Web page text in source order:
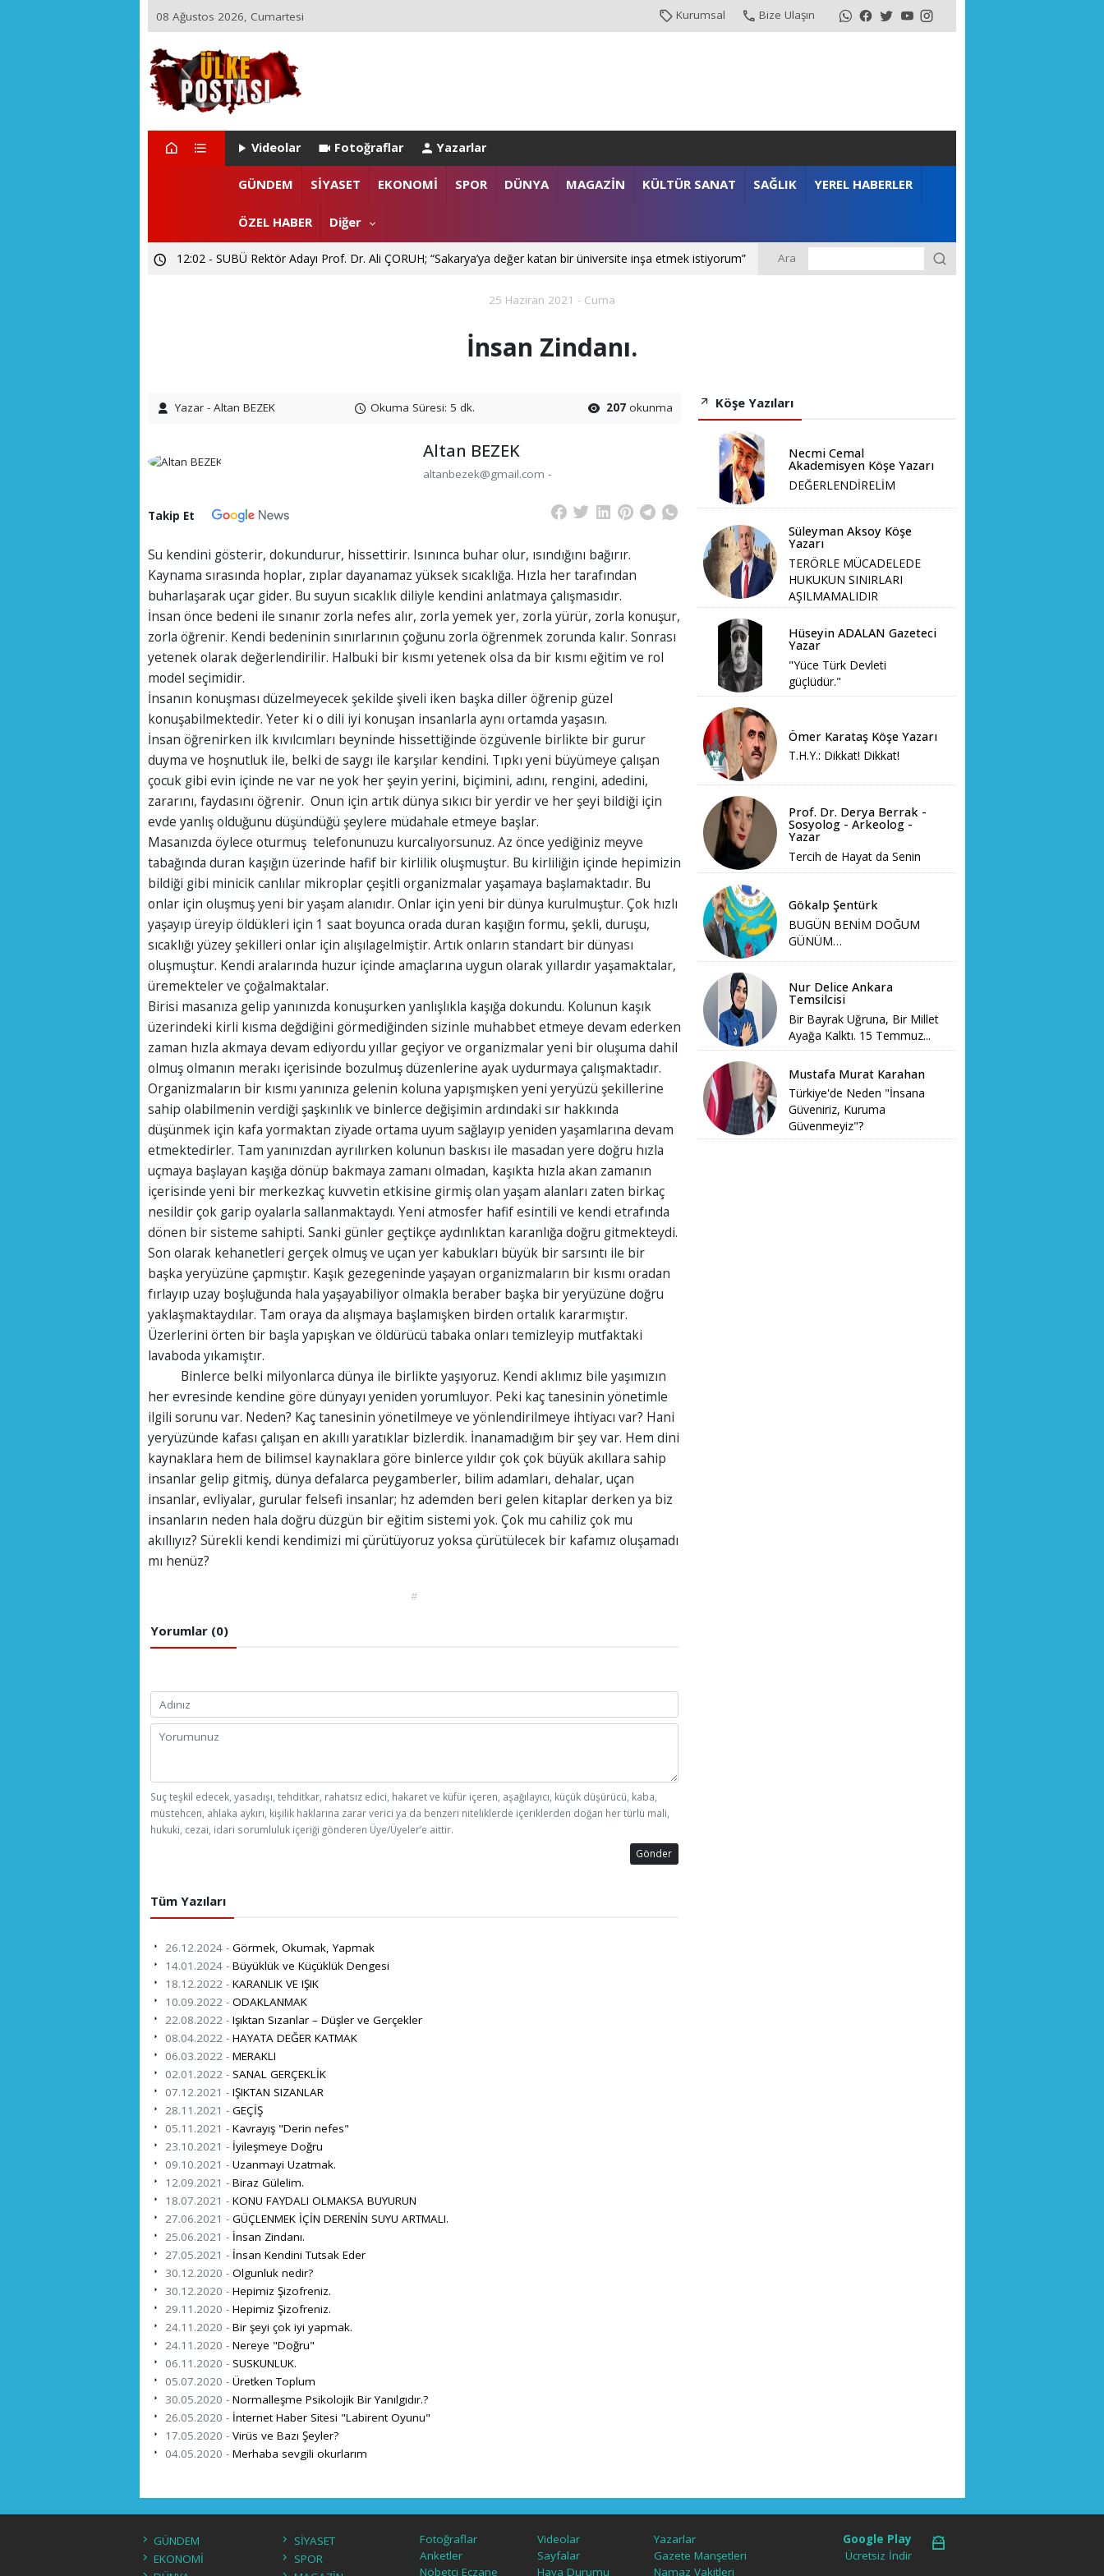
08 Ağustos 2026, Cumartesi Kurumsal Bize Ulaşın
Videolar Fotoğraflar Yazarlar
GÜNDEM SİYASET EKONOMİ SPOR DÜNYA MAGAZİN KÜLTÜR SANAT SAĞLIK YEREL HABERLER
ÖZEL HABER Diğer
22:29 - ZEYNEP ARI TETİK İSTANBUL EMNİYET MÜDÜRLÜĞÜ’NE ATANDI
12:02 - SUBÜ Rektör Adayı Prof. Dr. Ali ÇORUH; “Sakarya’ya değer katan bir üniversite inşa etmek istiyorum” Ara
25 Haziran 2021 - Cuma
İnsan Zindanı.
Yazar - Altan BEZEK Okuma Süresi: 5 dk. 207 okunma
Altan BEZEK
altanbezek@gmail.com -
Takip Et
Su kendini gösterir, dokundurur, hissettirir. Isınınca buhar olur, ısındığını bağırır.
Kaynama sırasında hoplar, zıplar dayanamaz yüksek sıcaklığa. Hızla her tarafından
buharlaşarak uçar gider. Bu suyun sıcaklık diliyle kendini anlatmaya çalışmasıdır.
İnsan önce bedeni ile sınanır zorla nefes alır, zorla yemek yer, zorla yürür, zorla konuşur,
zorla öğrenir. Kendi bedeninin sınırlarının çoğunu zorla öğrenmek zorunda kalır. Sonrası
yetenek olarak değerlendirilir. Halbuki bir kısmı yetenek olsa da bir kısmı eğitim ve rol
model seçimidir.
İnsanın konuşması düzelmeyecek şekilde şiveli iken başka diller öğrenip güzel
konuşabilmektedir. Yeter ki o dili iyi konuşan insanlarla aynı ortamda yaşasın.
İnsan öğrenirken ilk kıvılcımları beyninde hissettiğinde özgüvenle birlikte bir gurur
duyma ve hoşnutluk ile, belki de saygı ile karşılar kendini. Tıpkı yeni büyümeye çalışan
çocuk gibi evin içinde ne var ne yok her şeyin yerini, biçimini, adını, rengini, adedini,
zararını, faydasını öğrenir. Onun için artık dünya sıkıcı bir yerdir ve her şeyi bildiği için
evde yanlış olduğunu düşündüğü şeylere müdahale etmeye başlar.
Masanızda öylece oturmuş telefonunuzu kurcalıyorsunuz. Az önce yediğiniz meyve
tabağında duran kaşığın üzerinde hafif bir kirlilik oluşmuştur. Bu kirliliğin içinde hepimizin
bildiği gibi minicik canlılar mikroplar çeşitli organizmalar yaşamaya başlamaktadır. Bu
onlar için oluşmuş yeni bir yaşam alanıdır. Onlar için yeni bir dünya kurulmuştur. Çok hızlı
yaşayıp üreyip öldükleri için 1 saat boyunca orada duran kaşığın formu, şekli, duruşu,
sıcaklığı yüzey şekilleri onlar için alışılagelmiştir. Artık onların standart bir dünyası
oluşmuştur. Kendi aralarında huzur içinde amaçlarına uygun olarak yıllardır yaşamaktalar,
üremekteler ve çoğalmaktalar.
Birisi masanıza gelip yanınızda konuşurken yanlışlıkla kaşığa dokundu. Kolunun kaşık
üzerindeki kirli kısma değdiğini görmediğinden sizinle muhabbet etmeye devam ederken
zaman hızla akmaya devam ediyordu yıllar geçiyor ve organizmalar yeni bir oluşuma dahil
olmuş olmanın merakı içerisinde bozulmuş düzenlerine ayak uydurmaya çalışmaktadır.
Organizmaların bir kısmı yanınıza gelenin koluna yapışmışken yeni yeryüzü şekillerine
sahip olabilmenin verdiği şaşkınlık ve binlerce değişimin ardındaki sır hakkında
düşünmek için kafa yormaktan ziyade ortama uyum sağlayıp yeniden yaşamlarına devam
etmektedirler. Tam yanınızdan ayrılırken kolunun baskısı ile masadan yere doğru hızla
uçmaya başlayan kaşığa dönüp bakmaya zamanı olmadan, kaşıkta hızla akan zamanın
içerisinde yeni bir merkezkaç kuvvetin etkisine girmiş olan yaşam alanları zaten birkaç
nesildir çok garip oyalarla sallanmaktaydı. Yeni atmosfer hafif esintili ve kendi etrafında
dönen bir sisteme sahipti. Sanki günler geçtikçe aydınlıktan karanlığa doğru gitmekteydi.
Son olarak kehanetleri gerçek olmuş ve uçan yer kabukları büyük bir sarsıntı ile bir
başka yeryüzüne çapmıştır. Kaşık gezegeninde yaşayan organizmaların bir kısmı oradan
fırlayıp uzay boşluğunda hala yaşayabiliyor olmakla beraber başka bir yeryüzüne doğru
yaklaşmaktaydılar. Tam oraya da alışmaya başlamışken birden ortalık kararmıştır.
Üzerlerini örten bir başla yapışkan ve öldürücü tabaka onları temizleyip mutfaktaki
lavaboda yıkamıştır.
Binlerce belki milyonlarca dünya ile birlikte yaşıyoruz. Kendi aklımız bile yaşımızın
her evresinde kendine göre dünyayı yeniden yorumluyor. Peki kaç tanesinin yönetimle
ilgili sorunu var. Neden? Kaç tanesinin yönetilmeye ve yönlendirilmeye ihtiyacı var? Hani
yeryüzünde kafası çalışan en akıllı yaratıklar bizlerdik. İnanamadığım bir şey var. Hem dini
kaynaklara hem de bilimsel kaynaklara göre binlerce yıldır çok çok büyük akıllara sahip
insanlar gelip gitmiş, dünya defalarca peygamberler, bilim adamları, dehalar, uçan
insanlar, evliyalar, gurular felsefi insanlar; hz ademden beri gelen kitaplar derken ya biz
insanların neden hala doğru düzgün bir eğitim sistemi yok. Çok mu cahiliz çok mu
akıllıyız? Sürekli kendi kendimizi mi çürütüyoruz yoksa çürütülecek bir kafamız oluşamadı
mı henüz?
#
Yorumlar (0)
Suç teşkil edecek, yasadışı, tehditkar, rahatsız edici, hakaret ve küfür içeren, aşağılayıcı, küçük düşürücü, kaba,
müstehcen, ahlaka aykırı, kişilik haklarına zarar verici ya da benzeri niteliklerde içeriklerden doğan her türlü mali,
hukuki, cezai, idari sorumluluk içeriği gönderen Üye/Üyeler’e aittir.
Gönder
Tüm Yazıları
26.12.2024 - Görmek, Okumak, Yapmak
14.01.2024 - Büyüklük ve Küçüklük Dengesi
18.12.2022 - KARANLIK VE IŞIK
10.09.2022 - ODAKLANMAK
22.08.2022 - Işıktan Sızanlar – Düşler ve Gerçekler
08.04.2022 - HAYATA DEĞER KATMAK
06.03.2022 - MERAKLI
02.01.2022 - SANAL GERÇEKLİK
07.12.2021 - IŞIKTAN SIZANLAR
28.11.2021 - GEÇİŞ
05.11.2021 - Kavrayış "Derin nefes"
23.10.2021 - İyileşmeye Doğru
09.10.2021 - Uzanmayi Uzatmak.
12.09.2021 - Biraz Gülelim.
18.07.2021 - KONU FAYDALI OLMAKSA BUYURUN
27.06.2021 - GÜÇLENMEK İÇİN DERENİN SUYU ARTMALI.
25.06.2021 - İnsan Zindanı.
27.05.2021 - İnsan Kendini Tutsak Eder
30.12.2020 - Olgunluk nedir?
30.12.2020 - Hepimiz Şizofreniz.
29.11.2020 - Hepimiz Şizofreniz.
24.11.2020 - Bir şeyi çok iyi yapmak.
24.11.2020 - Nereye "Doğru"
06.11.2020 - SUSKUNLUK.
05.07.2020 - Üretken Toplum
30.05.2020 - Normalleşme Psikolojik Bir Yanılgıdır.?
26.05.2020 - İnternet Haber Sitesi "Labirent Oyunu"
17.05.2020 - Virüs ve Bazı Şeyler?
04.05.2020 - Merhaba sevgili okurlarım
Köşe Yazıları
Necmi Cemal
Akademisyen Köşe Yazarı
DEĞERLENDİRELİM
Süleyman Aksoy Köşe
Yazarı
TERÖRLE MÜCADELEDE
HUKUKUN SINIRLARI
AŞILMAMALIDIR
Hüseyin ADALAN Gazeteci
Yazar
"Yüce Türk Devleti
güçlüdür."
Ömer Karataş Köşe Yazarı
T.H.Y.: Dikkat! Dikkat!
Prof. Dr. Derya Berrak -
Sosyolog - Arkeolog -
Yazar
Tercih de Hayat da Senin
Gökalp Şentürk
BUGÜN BENİM DOĞUM
GÜNÜM…
Nur Delice Ankara
Temsilcisi
Bir Bayrak Uğruna, Bir Millet
Ayağa Kalktı. 15 Temmuz...
Mustafa Murat Karahan
Türkiye'de Neden "İnsana
Güveniriz, Kuruma
Güvenmeyiz"?
GÜNDEM
SİYASET
EKONOMİ
SPOR
Fotoğraflar Videolar
Yazarlar
Anketler
Sayfalar
Gazete Manşetleri
Nöbetçi Eczane
Hava Durumu Namaz Vakitleri
Google Play
Ücretsiz İndir